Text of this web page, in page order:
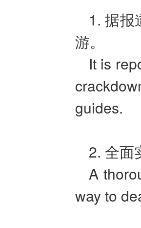
1. 据报
游。
It is
guides.
2. 全面
A
way to